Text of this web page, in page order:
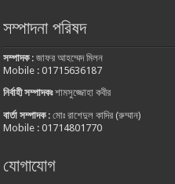
সম্পাদনা পরিষদ
সম্পাদক:জাফর আহম্মেদ মিলন
Mobile : 01715636187
নির্বাহী সম্পাদকঃশামসুজ্জোহা কবীর
বার্তা সম্পাদক:মোঃ রাশেদুল কাদির (রুম্মান)
Mobile : 01714801770
যোগাযোগ